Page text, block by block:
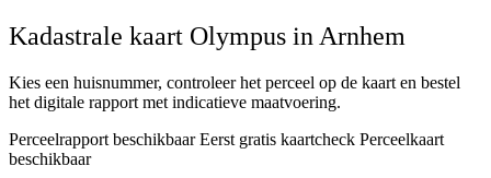
Kadastrale kaart Olympus in Arnhem
Kies een huisnummer, controleer het perceel op de kaart en bestel
het digitale rapport met indicatieve maatvoering.
Perceelrapport beschikbaar Eerst gratis kaartcheck Perceelkaart
beschikbaar